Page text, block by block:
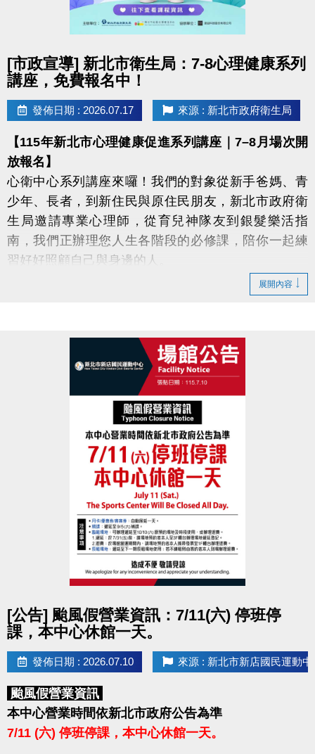
[市政宣導] 新北市衛生局：7-8心理健康系列
講座，免費報名中！
發佈日期 : 2026.07.17 來源 : 新北市政府衛生局
【115年新北市心理健康促進系列講座｜7–8月場次開
放報名】
心衛中心系列講座來囉！我們的對象從新手爸媽、青
少年、長者，到新住民與原住民朋友，新北市政府衛
生局邀請專業心理師，從育兒神隊友到銀髮樂活指
南，我們正辦理您人生各階段的必修課，陪你一起練
習好好照顧自己與身邊的人。
三峽、貢寮、蘆洲、新莊、樹林、汐止等地
►完整場次時間地點等相關資訊，歡迎查閱新北市衛
https://forms.gle/F5btZG1F8UzFPjH48
活動洽詢：黃先生 0916-234-164
主辦單位：新北市政府衛生局、新北市社區心理衛生
協辦單位：漫話科技股份有限公司
展開內容
[公告] 颱風假營業資訊：7/11(六) 停班停
課，本中心休館一天。
發佈日期 : 2026.07.10 來源 : 新北市新店國民運動中
颱風假營業資訊
本中心營業時間依新北市政府公告為準
7/11 (六) 停班停課，本中心休館一天。